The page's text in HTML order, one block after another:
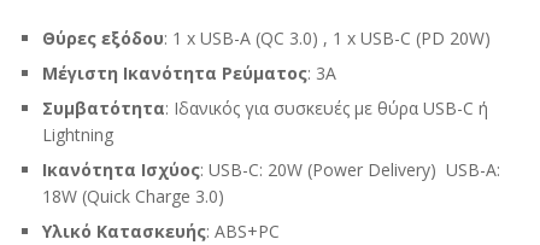
quantity
Θύρες εξόδου: 1 x USB-A (QC 3.0) , 1 x USB-C (PD 20W)
Μέγιστη Ικανότητα Ρεύματος: 3A
Συμβατότητα: Ιδανικός για συσκευές με θύρα USB-C ή
Lightning
Ικανότητα Ισχύος: USB-C: 20W (Power Delivery) USB-A:
18W (Quick Charge 3.0)
Υλικό Κατασκευής: ABS+PC